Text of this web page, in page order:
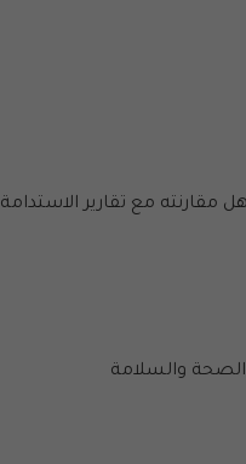
مقارنته مع تقارير الاستدامة
الصحة والسلامة